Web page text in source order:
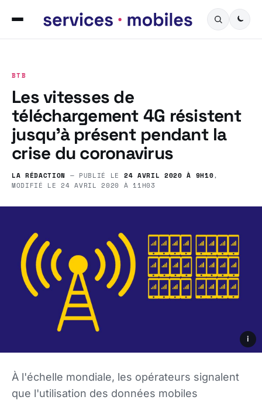
BTB
Les vitesses de
téléchargement 4G résistent
jusqu’à présent pendant la
crise du coronavirus
LA RÉDACTION — PUBLIÉ LE 24 AVRIL 2020 À 9H10,
MODIFIÉ LE24 AVRIL 2020 À 11H03
i
À l'échelle mondiale, les opérateurs signalent
que l'utilisation des données mobiles